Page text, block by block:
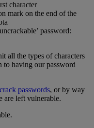
character
mark on the end of the
password:
all the types of characters
to having our password
passwords, or by way
are left vulnerable.